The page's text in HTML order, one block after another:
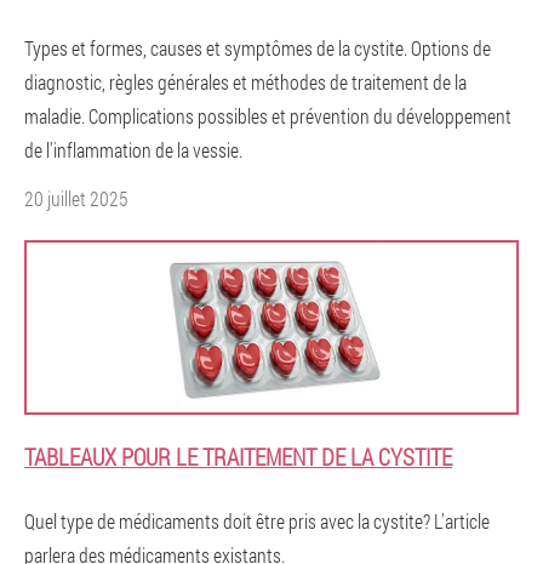
Types et formes, causes et symptômes de la cystite. Options de
diagnostic, règles générales et méthodes de traitement de la
maladie. Complications possibles et prévention du développement
de l'inflammation de la vessie.
20 juillet 2025
TABLEAUX POUR LE TRAITEMENT DE LA CYSTITE
Quel type de médicaments doit être pris avec la cystite? L'article
parlera des médicaments existants.